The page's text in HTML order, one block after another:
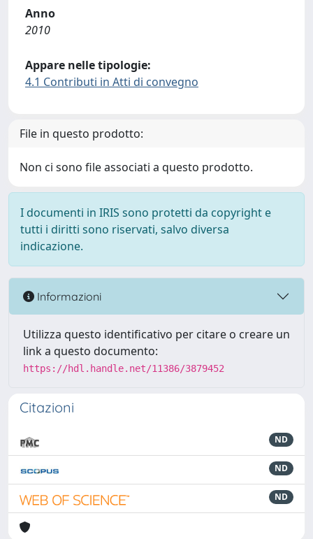
Anno
2010
Appare nelle tipologie:
4.1 Contributi in Atti di convegno
File in questo prodotto:
Non ci sono file associati a questo prodotto.
I documenti in IRIS sono protetti da copyright e
tutti i diritti sono riservati, salvo diversa
indicazione.
Informazioni
Utilizza questo identificativo per citare o creare un
link a questo documento:
https://hdl.handle.net/11386/3879452
Citazioni
ND
ND
ND